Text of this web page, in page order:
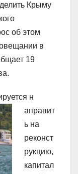
Крыму
об этом
в
19
н
аправит
ь на
реконст
рукцию,
капитал